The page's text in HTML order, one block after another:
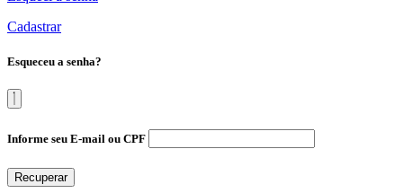
Cadastrar
Esqueceu a senha?
Informe seu E-mail ou CPF
Recuperar